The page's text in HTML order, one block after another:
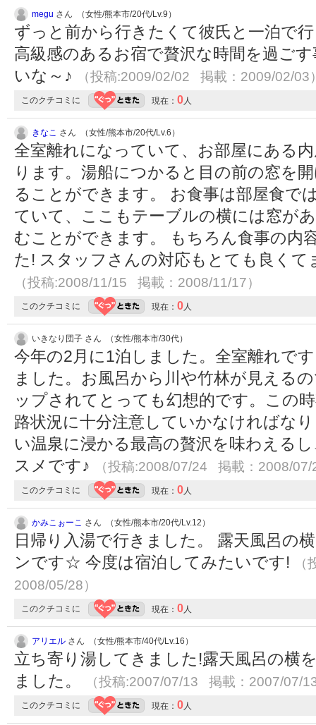
megu さん （女性/熊本市/20代/Lv.9）
ずっと前から行きたくて彼氏と一泊で
高級感のあるお宿で贅沢な時間を過ご
いな～♪
（投稿:2009/02/02 掲載：2009/02/03
このクチコミに 現在： 0 人
きなこ さん （女性/熊本市/20代/Lv.6）
全室離れになっていて、お部屋にある
ります。湯船につかると目の前の窓を
ることができます。 お食事は部屋食で
ていて、ここもテーブルの横には窓が
むことができます。 もちろん食事の内
た! スタッフさんの対応もとても良く
（投稿:2008/11/15 掲載：2008/11/17）
このクチコミに 現在： 0 人
いきなり団子 さん （女性/熊本市/30代）
今年の2月に1泊しました。全室離れで
ました。お風呂から川や竹林が見える
ップされてとっても幻想的です。この
路状況に十分注意していかなければな
い温泉に浸かる最高の贅沢を味わえる
スメです♪
（投稿:2008/07/24 掲載：2008/07/
このクチコミに 現在： 0 人
かみこぉーこ さん （女性/熊本市/20代/Lv.12）
日帰り入湯で行きました。 露天風呂の
ンです☆ 今度は宿泊してみたいです!
2008/05/28）
このクチコミに 現在： 0 人
アリエル さん （女性/熊本市/40代/Lv.16）
立ち寄り湯してきました!露天風呂の横
ました。
（投稿:2007/07/13 掲載：2007/07/
このクチコミに 現在： 0 人